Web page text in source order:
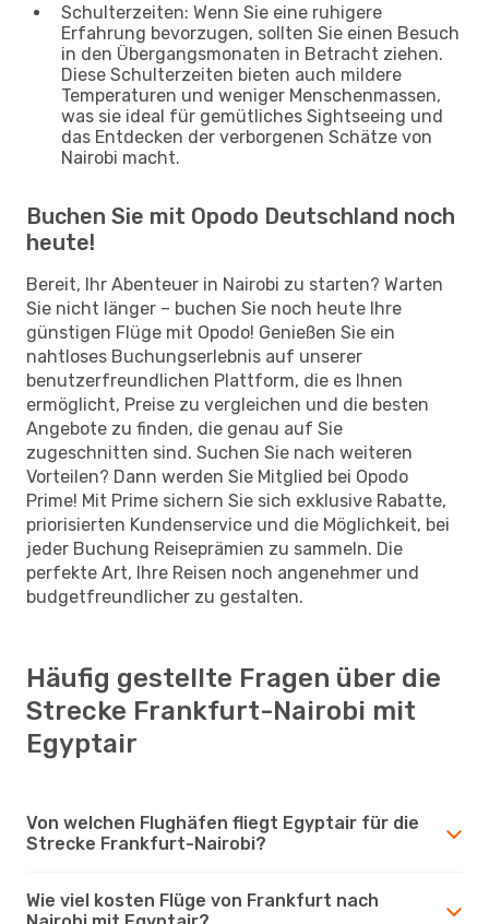
Schulterzeiten: Wenn Sie eine ruhigere
Erfahrung bevorzugen, sollten Sie einen Besuch
in den Übergangsmonaten in Betracht ziehen.
Diese Schulterzeiten bieten auch mildere
Temperaturen und weniger Menschenmassen,
was sie ideal für gemütliches Sightseeing und
das Entdecken der verborgenen Schätze von
Nairobi macht.
Buchen Sie mit Opodo Deutschland noch
heute!
Bereit, Ihr Abenteuer in Nairobi zu starten? Warten
Sie nicht länger – buchen Sie noch heute Ihre
günstigen Flüge mit Opodo! Genießen Sie ein
nahtloses Buchungserlebnis auf unserer
benutzerfreundlichen Plattform, die es Ihnen
ermöglicht, Preise zu vergleichen und die besten
Angebote zu finden, die genau auf Sie
zugeschnitten sind. Suchen Sie nach weiteren
Vorteilen? Dann werden Sie Mitglied bei Opodo
Prime! Mit Prime sichern Sie sich exklusive Rabatte,
priorisierten Kundenservice und die Möglichkeit, bei
jeder Buchung Reiseprämien zu sammeln. Die
perfekte Art, Ihre Reisen noch angenehmer und
budgetfreundlicher zu gestalten.
Häufig gestellte Fragen über die
Strecke Frankfurt-Nairobi mit
Egyptair
Von welchen Flughäfen fliegt Egyptair für die
Strecke Frankfurt-Nairobi?
Wie viel kosten Flüge von Frankfurt nach